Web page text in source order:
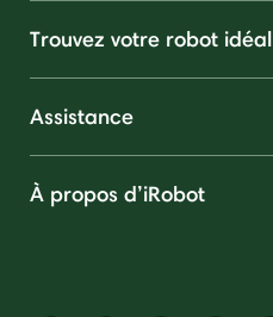
Trouvez votre robot idéal
Assistance
À propos d’iRobot